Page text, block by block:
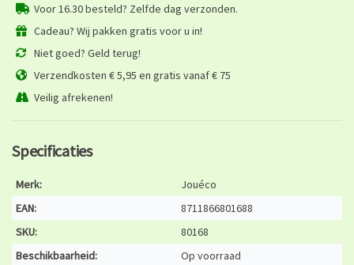
Voor 16.30 besteld? Zelfde dag verzonden.
Cadeau? Wij pakken gratis voor u in!
Niet goed? Geld terug!
Verzendkosten € 5,95 en gratis vanaf € 75
Veilig afrekenen!
Specificaties
Merk:
Jouéco
EAN:
8711866801688
SKU:
80168
Beschikbaarheid:
Op voorraad